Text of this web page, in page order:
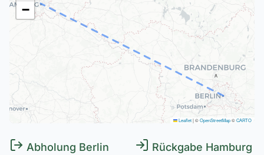
A
−
Leaflet|©OpenStreetMap©CARTO
Abholung Berlin Rückgabe Hamburg